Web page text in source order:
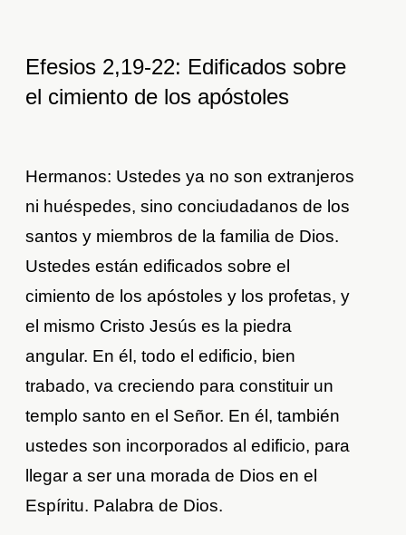
Efesios 2,19-22: Edificados sobre
el cimiento de los apóstoles
Hermanos: Ustedes ya no son extranjeros
ni huéspedes, sino conciudadanos de los
santos y miembros de la familia de Dios.
Ustedes están edificados sobre el
cimiento de los apóstoles y los profetas, y
el mismo Cristo Jesús es la piedra
angular. En él, todo el edificio, bien
trabado, va creciendo para constituir un
templo santo en el Señor. En él, también
ustedes son incorporados al edificio, para
llegar a ser una morada de Dios en el
Espíritu. Palabra de Dios.